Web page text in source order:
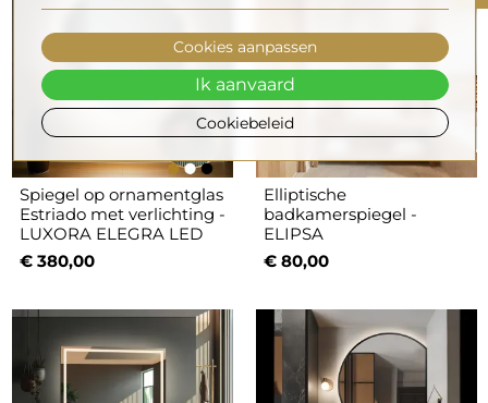
Spiegel op ornamentglas
Estriado met verlichting -
LUXORA ELEGRA LED
€ 380,00
Elliptische
badkamerspiegel -
ELIPSA
€ 80,00
Cookiebeleid
Cookies aanpassen
Ik aanvaard